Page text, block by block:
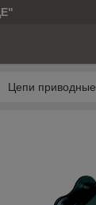
Цепи приводные